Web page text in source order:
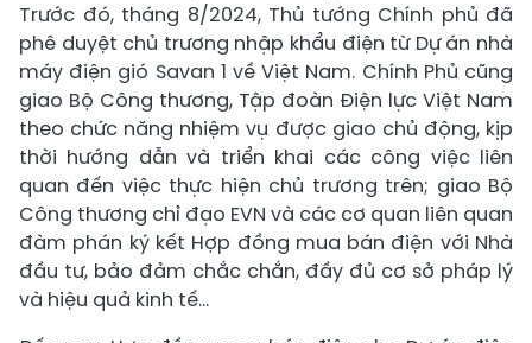
Trước đó, tháng 8/2024, Thủ tướng Chính phủ đã
phê duyệt chủ trương nhập khẩu điện từ Dự án nhà
máy điện gió Savan 1 về Việt Nam. Chính Phủ cũng
giao Bộ Công thương, Tập đoàn Điện lực Việt Nam
theo chức năng nhiệm vụ được giao chủ động, kịp
thời hướng dẫn và triển khai các công việc liên
quan đến việc thực hiện chủ trương trên; giao Bộ
Công thương chỉ đạo EVN và các cơ quan liên quan
đàm phán ký kết Hợp đồng mua bán điện với Nhà
đầu tư, bảo đảm chắc chắn, đầy đủ cơ sở pháp lý
và hiệu quả kinh tế…